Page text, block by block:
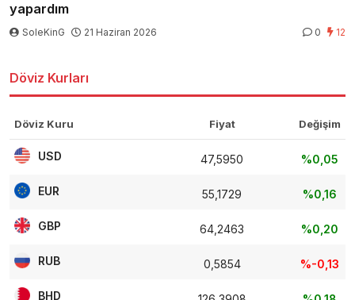
yapardım
SoleKinG 21 Haziran 2026 0 12
Döviz Kurları
Döviz Kuru Fiyat Değişim
USD 47,5950 %0,05
EUR 55,1729 %0,16
GBP 64,2463 %0,20
RUB 0,5854 %-0,13
BHD